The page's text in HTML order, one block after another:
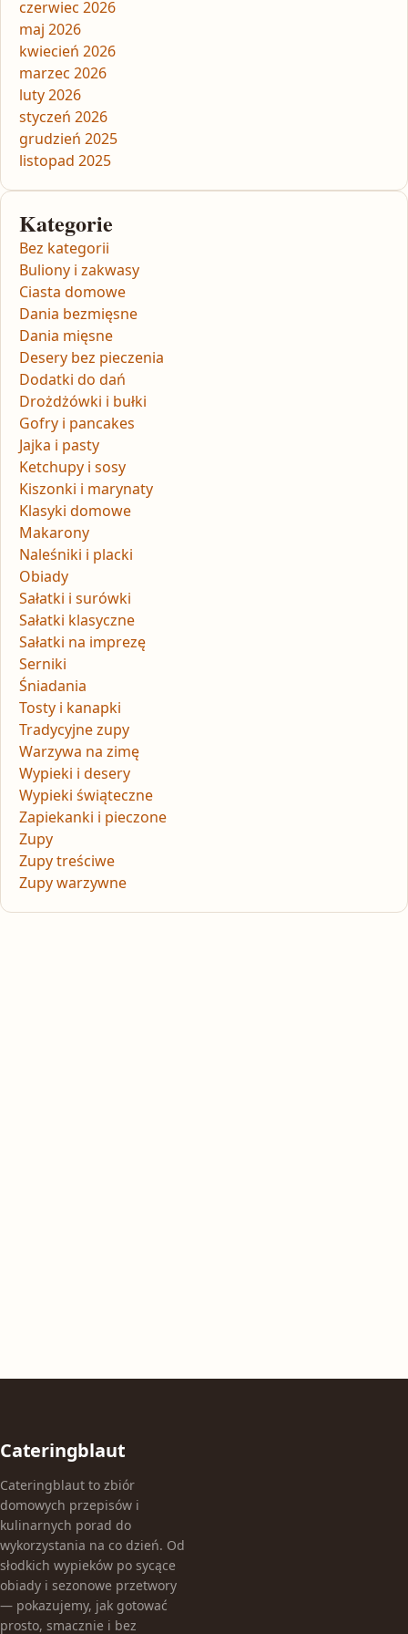
czerwiec 2026
maj 2026
kwiecień 2026
marzec 2026
luty 2026
styczeń 2026
grudzień 2025
listopad 2025
Kategorie
Bez kategorii
Buliony i zakwasy
Ciasta domowe
Dania bezmięsne
Dania mięsne
Desery bez pieczenia
Dodatki do dań
Drożdżówki i bułki
Gofry i pancakes
Jajka i pasty
Ketchupy i sosy
Kiszonki i marynaty
Klasyki domowe
Makarony
Naleśniki i placki
Obiady
Sałatki i surówki
Sałatki klasyczne
Sałatki na imprezę
Serniki
Śniadania
Tosty i kanapki
Tradycyjne zupy
Warzywa na zimę
Wypieki i desery
Wypieki świąteczne
Zapiekanki i pieczone
Zupy
Zupy treściwe
Zupy warzywne
Cateringblaut
Cateringblaut to zbiór
domowych przepisów i
kulinarnych porad do
wykorzystania na co dzień. Od
słodkich wypieków po sycące
obiady i sezonowe przetwory
— pokazujemy, jak gotować
prosto, smacznie i bez